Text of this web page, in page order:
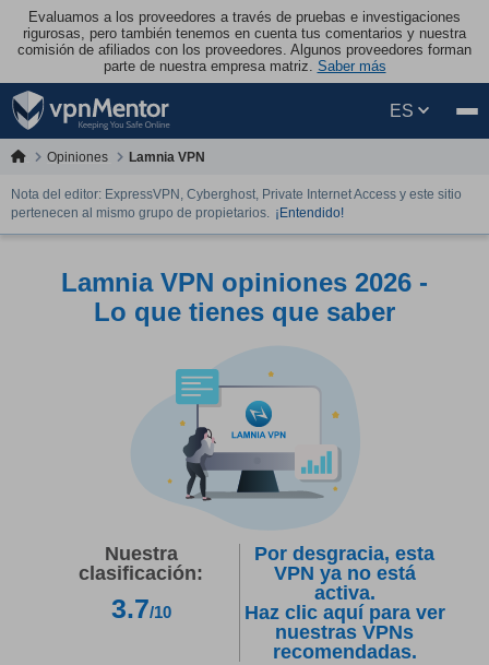
Evaluamos a los proveedores a través de pruebas e investigaciones
rigurosas, pero también tenemos en cuenta tus comentarios y nuestra
comisión de afiliados con los proveedores. Algunos proveedores forman
parte de nuestra empresa matriz. Saber más
ES
Opiniones Lamnia VPN
Nota del editor: ExpressVPN, Cyberghost, Private Internet Access y este sitio
pertenecen al mismo grupo de propietarios. ¡Entendido!
Lamnia VPN opiniones 2026 -
Lo que tienes que saber
Nuestra
clasificación:
3.7/10
Por desgracia, esta
VPN ya no está
activa.
Haz clic aquí para ver
nuestras VPNs
recomendadas.